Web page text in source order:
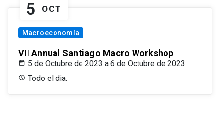
5 OCT
Macroeconomía
VII Annual Santiago Macro Workshop
5 de Octubre de 2023 a 6 de Octubre de 2023
Todo el dia.